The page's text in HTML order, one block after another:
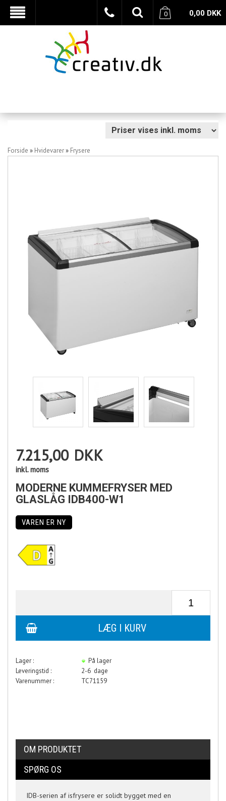
0,00 DKK
0
Forside » Hvidevarer» Frysere
7.215,00 DKK
inkl. moms
MODERNE KUMMEFRYSER MED
GLASLÅG IDB400-W1
VAREN ER NY
Lager :
På lager
Leveringstid :
2-6 dage
Varenummer :
TC71159
OM PRODUKTET
SPØRG OS
IDB-serien af isfrysere er solidt bygget med en